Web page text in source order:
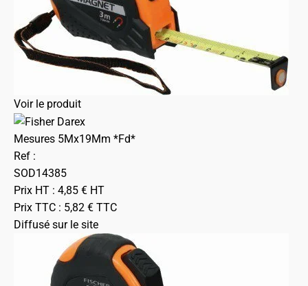
Voir le produit
Mesures 5Mx19Mm *Fd*
Ref :
SOD14385
Prix HT : 4,85 € HT
Prix TTC : 5,82 € TTC
Diffusé sur le site